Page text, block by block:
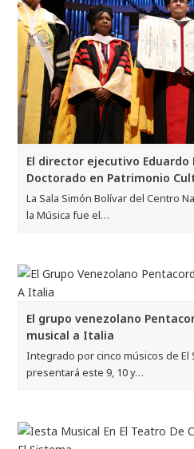
El director ejecutivo Eduardo
Doctorado en Patrimonio
La Sala Simón Bolívar del Centro
la Música fue el…
El grupo venezolano
musical a Italia
Integrado por cinco músicos de El
presentará este 9, 10 y…